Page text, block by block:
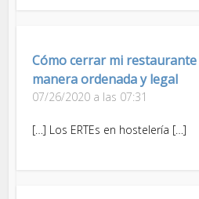
Cómo cerrar mi
manera ordenada y legal
07/26/2020 a las 07:31
[…] Los ERTEs en hostelería […]